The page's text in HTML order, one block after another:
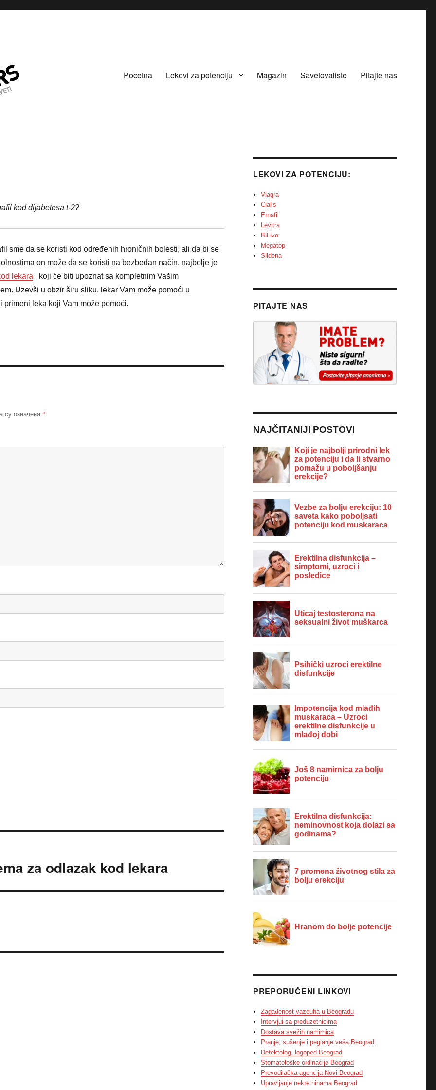
Početna Lekovi za potenciju Magazin Savetovalište Pitajte nas
kod dijabetesa t-2?
sme da se koristi kod određenih hroničnih bolesti, ali da bi se
on može da se koristi na bezbedan način, najbolje je
lekara , koji će biti upoznat sa kompletnim Vašim
Uzevši u obzir širu sliku, lekar Vam može pomoći u
primeni leka koji Vam može pomoći.
су означена *
za odlazak kod lekara
LEKOVI ZA POTENCIJU:
Viagra
Cialis
Ernafil
Levitra
BiLive
Megatop
Slidena
PITAJTE NAS
NAJČITANIJI POSTOVI
PREPORUČENI LINKOVI
Zagađenost vazduha u Beogradu
Intervjui sa preduzetnicima
Dostava svežih namirnica
Pranje, sušenje i peglanje veša Beograd
Defektolog, logoped Beograd
Stomatološke ordinacije Beograd
Prevodilačka agencija Novi Beograd
Upravljanje nekretninama Beograd